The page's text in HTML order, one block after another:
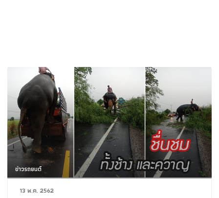
ข่าวรถยนต์
13 พ.ค. 2562